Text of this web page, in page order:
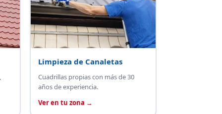
Limpieza de Canaletas
Cuadrillas propias con más de 30
años de experiencia.
Ver en tu zona →